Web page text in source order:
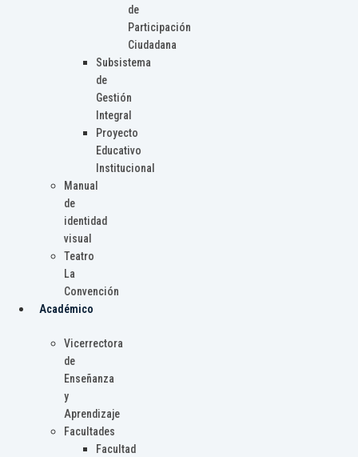
de
Participación
Ciudadana
Subsistema
de
Gestión
Integral
Proyecto
Educativo
Institucional
Manual
de
identidad
visual
Teatro
La
Convención
Académico
Vicerrectora
de
Enseñanza
y
Aprendizaje
Facultades
Facultad